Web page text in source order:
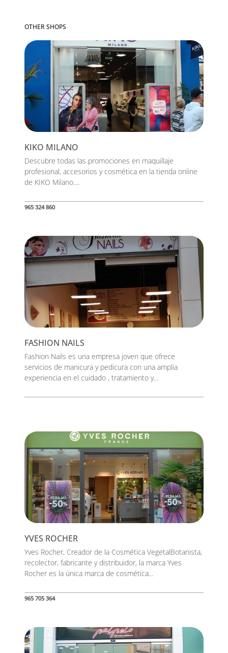
OTHER SHOPS
KIKO MILANO
Descubre todas las promociones en maquillaje
profesional, accesorios y cosmética en la tienda online
de KIKO Milano....
965 324 860
FASHION NAILS
Fashion Nails es una empresa joven que ofrece
servicios de manicura y pedicura con una amplia
experiencia en el cuidado , tratamiento y...
YVES ROCHER
Yves Rocher, Creador de la Cosmética VegetalBotanista,
recolector, fabricante y distribuidor, la marca Yves
Rocher es la única marca de cosmética...
965 705 364